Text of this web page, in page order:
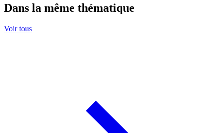
Dans la même thématique
Voir tous